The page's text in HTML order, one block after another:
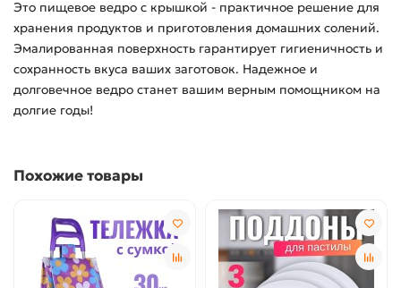
Это пищевое ведро с крышкой - практичное решение для
хранения продуктов и приготовления домашних солений.
Эмалированная поверхность гарантирует гигиеничность и
сохранность вкуса ваших заготовок. Надежное и
долговечное ведро станет вашим верным помощником на
долгие годы!
Похожие товары